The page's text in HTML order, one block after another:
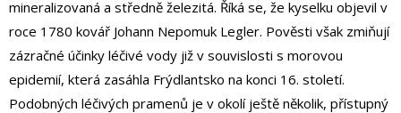
mineralizovaná a středně železitá. Říká se, že kyselku objevil v
roce 1780 kovář Johann Nepomuk Legler. Pověsti však zmiňují
zázračné účinky léčivé vody již v souvislosti s morovou
epidemií, která zasáhla Frýdlantsko na konci 16. století.
Podobných léčivých pramenů je v okolí ještě několik, přístupný